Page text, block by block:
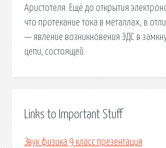
Аристотеля. Ещё до открытия
что протекание тока в металлах, в
— явление возникновения ЭДС в
цепи, состоящей.
Links to Important Stuff
Звук физика 9 класс презентация